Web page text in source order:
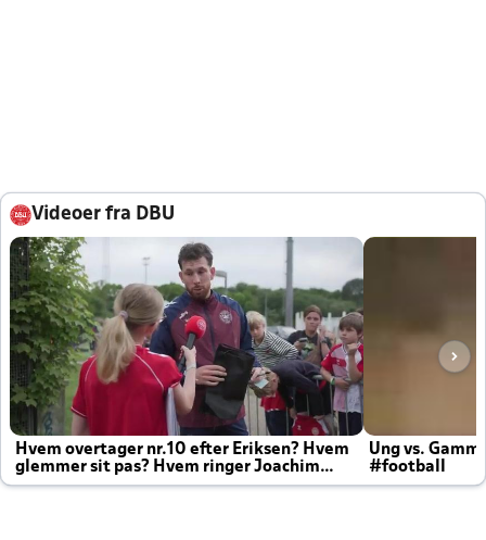
Videoer fra DBU
Hvem overtager nr.10 efter Eriksen? Hvem
glemmer sit pas? Hvem ringer Joachim
altid til efter kampe?
Ung vs.
#football